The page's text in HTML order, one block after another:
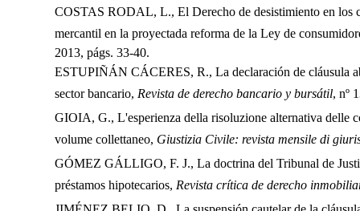
COSTAS RODAL, L., El Derecho de desistimiento en los
mercantil en la proyectada reforma de la Ley de
2013, págs. 33-40.
ESTUPIÑÁN CÁCERES, R., La declaración de cláusula
sector bancario, Revista de derecho bancario y bursátil, nº
GIOIA, G., L'esperienza della risoluzione alternativa
volume collettaneo, Giustizia Civile: revista mensile di
GÓMEZ GÁLLIGO, F. J., La doctrina del Tribunal de
préstamos hipotecarios, Revista crítica de derecho